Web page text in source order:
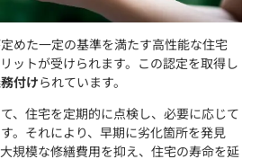
めた一定の基準を満たす高性能な住宅
ットが受けられます。この認定を取得し
付けられています。
、住宅を定期的に点検し、必要に応じて
。それにより、早期に劣化箇所を発見
規模な修繕費用を抑え、住宅の寿命を延